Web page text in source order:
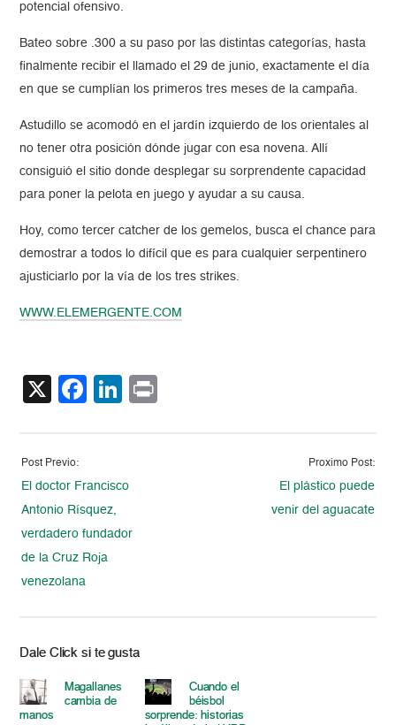
potencial ofensivo.
Bateo sobre .300 a su paso por las distintas categorías, hasta
finalmente recibir el llamado el 29 de junio, exactamente el día
en que se cumplían los primeros tres meses de la campaña.
Astudillo se acomodó en el jardín izquierdo de los orientales al
no tener otra posición dónde jugar con esa novena. Allí
consiguió el sitio donde desplegar su sorprendente capacidad
para poner la pelota en juego y ayudar a su causa.
Hoy, como tercer catcher de los gemelos, busca el chance para
demostrar a todos lo difícil que es para cualquier serpentinero
ajusticiarlo por la vía de los tres strikes.
WWW.ELEMERGENTE.COM
X Facebook
LinkedIn
Post Previo:
El doctor Francisco
Antonio Rísquez,
verdadero fundador
de la Cruz Roja
venezolana
Proximo Post:
El plástico puede
venir del aguacate
Dale Click si te gusta
Magallanes
cambia de
manos
Cuando el
béisbol
sorprende: historias